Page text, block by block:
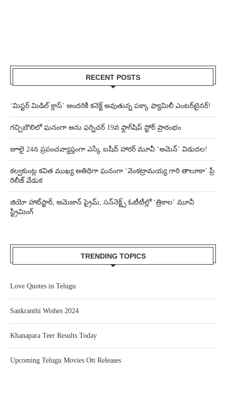
RECENT POSTS
‘మిస్టర్ మిడిల్ క్లాస్’ అందరికీ కనెక్ట్ అవుతున్న పక్కా ఫ్యామిలీ ఎంటర్‌టైనర్!
గచ్చిబౌలిలో ఘనంగా అను ఫర్నిచర్ 19వ ఫ్లాగ్‌షిప్ స్టోర్ ప్రారంభం
జూలై 24న ప్రపంచవ్యాప్తంగా ఎస్కే బషీద్‌ హారర్ మూవీ ‘అమెన్’ విడుదల!
కల్వకుంట్ల కవిత ముఖ్య అతిథిగా ఘనంగా ‘వెంకట్రామయ్య గారి తాలూకా’ ప్రీ
రిలీజ్ వేడుక
జియో హాట్‌స్టార్, అమెజాన్ ప్రైమ్, సన్‌నెక్ట్స్ ఓటీటీల్లో ‘త్రికాల’ మూవీ
స్ట్రీమింగ్
TRENDING TOPICS
Love Quotes in Telugu
Sankranthi Wishes 2024
Khanapara Teer Results Today
Upcoming Telugu Movies Ott Releases